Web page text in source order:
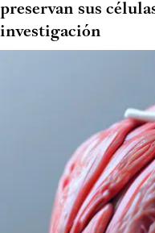
preservan sus
investigación